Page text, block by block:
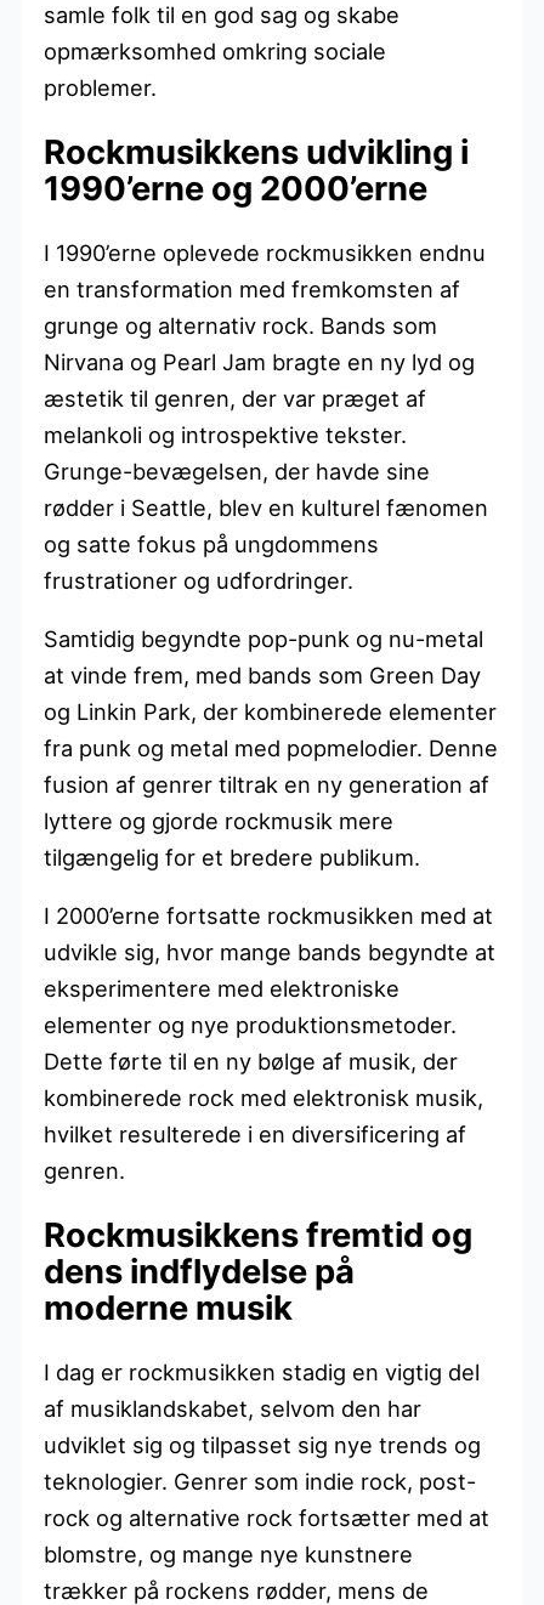
samle folk til en god sag og skabe
opmærksomhed omkring sociale
problemer.
Rockmusikkens udvikling i
1990’erne og 2000’erne
I 1990’erne oplevede rockmusikken endnu
en transformation med fremkomsten af
grunge og alternativ rock. Bands som
Nirvana og Pearl Jam bragte en ny lyd og
æstetik til genren, der var præget af
melankoli og introspektive tekster.
Grunge-bevægelsen, der havde sine
rødder i Seattle, blev en kulturel fænomen
og satte fokus på ungdommens
frustrationer og udfordringer.
Samtidig begyndte pop-punk og nu-metal
at vinde frem, med bands som Green Day
og Linkin Park, der kombinerede elementer
fra punk og metal med popmelodier. Denne
fusion af genrer tiltrak en ny generation af
lyttere og gjorde rockmusik mere
tilgængelig for et bredere publikum.
I 2000’erne fortsatte rockmusikken med at
udvikle sig, hvor mange bands begyndte at
eksperimentere med elektroniske
elementer og nye produktionsmetoder.
Dette førte til en ny bølge af musik, der
kombinerede rock med elektronisk musik,
hvilket resulterede i en diversificering af
genren.
Rockmusikkens fremtid og
dens indflydelse på
moderne musik
I dag er rockmusikken stadig en vigtig del
af musiklandskabet, selvom den har
udviklet sig og tilpasset sig nye trends og
teknologier. Genrer som indie rock, post-
rock og alternative rock fortsætter med at
blomstre, og mange nye kunstnere
trækker på rockens rødder, mens de